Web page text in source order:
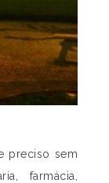
preciso sem
farmácia,